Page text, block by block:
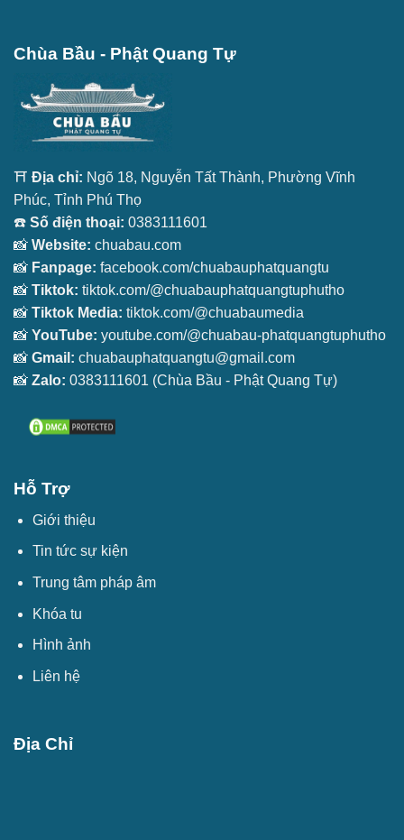
Chùa Bầu - Phật Quang Tự
⛩️ Địa chỉ: Ngõ 18, Nguyễn Tất Thành, Phường Vĩnh
Phúc, Tỉnh Phú Thọ
☎️ Số điện thoại: 0383111601
📸 Website: chuabau.com
📸 Fanpage: facebook.com/chuabauphatquangtu
📸 Tiktok: tiktok.com/@chuabauphatquangtuphutho
📸 Tiktok Media: tiktok.com/@chuabaumedia
📸 YouTube: youtube.com/@chuabau-phatquangtuphutho
📸 Gmail: chuabauphatquangtu@gmail.com
📸 Zalo: 0383111601 (Chùa Bầu - Phật Quang Tự)
Hỗ Trợ
Giới thiệu
Tin tức sự kiện
Trung tâm pháp âm
Khóa tu
Hình ảnh
Liên hệ
Địa Chỉ